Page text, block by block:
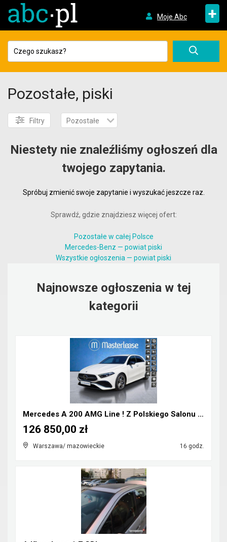
Moje Abc +
Pozostałe, piski
Filtry Pozostałe
Niestety nie znaleźliśmy ogłoszeń dla
twojego zapytania.
Spróbuj zmienić swoje zapytanie i wyszukać jeszcze raz.
Sprawdź, gdzie znajdziesz więcej ofert:
Pozostałe w całej Polsce
Mercedes-Benz — powiat piski
Wszystkie ogłoszenia — powiat piski
Najnowsze ogłoszenia w tej
kategorii
Mercedes A 200 AMG Line ! Z Polskiego Salonu ! Fak...
Warszawa/ mazowieckie 16 godz.
126 850,00 zł